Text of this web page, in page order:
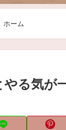
ホーム
る気が